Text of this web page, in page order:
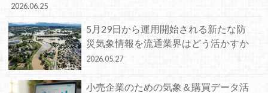
2026.06.25
5月29日から運用開始される新たな防
災気象情報を流通業界はどう活かすか
2026.05.27
小売企業のための気象＆購買データ活